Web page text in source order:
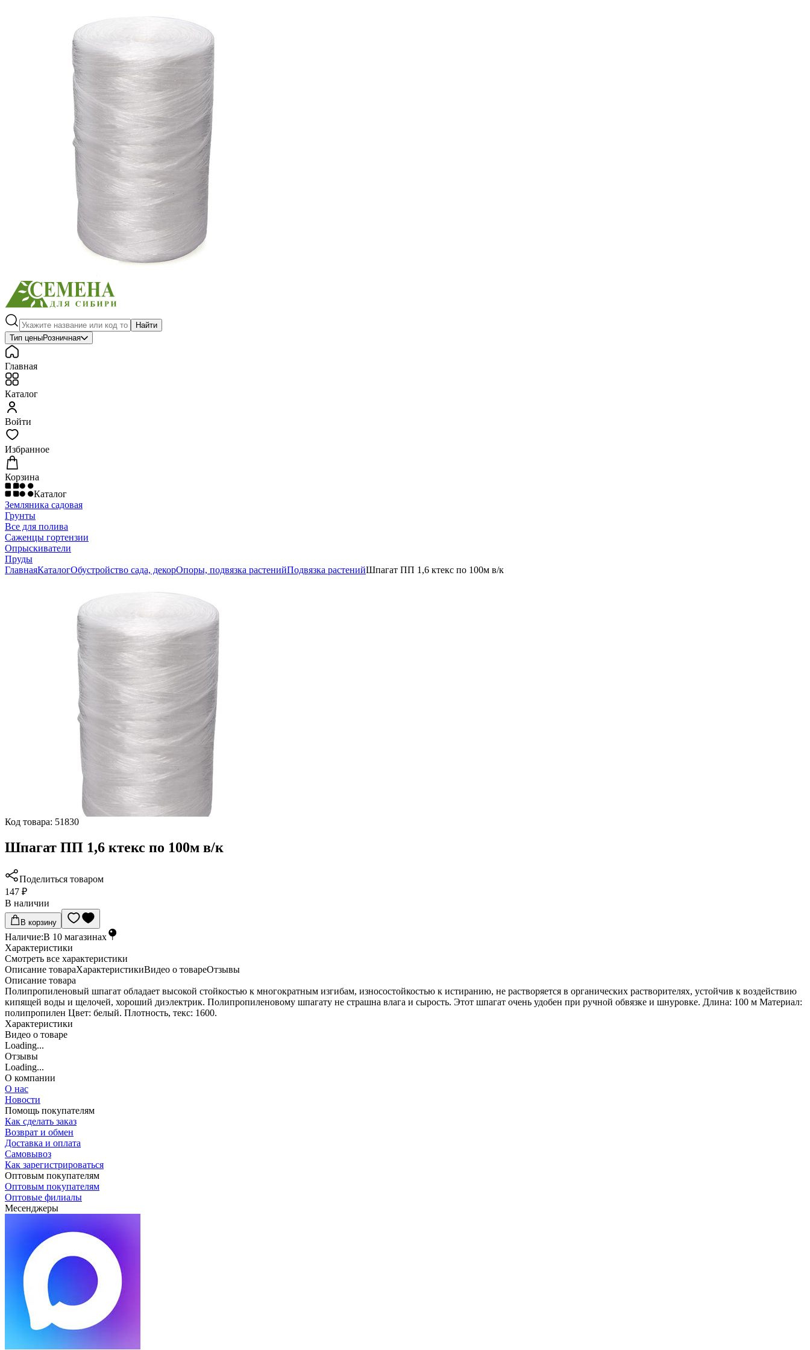
Обратный звонокЗаказать обратный звонок
Газонные травы, сидераты
Горшки, рассадники, аксессуары
Посадочный материал
Садовый инструмент, инвентарь
Консервирование
Средства защиты, удобрения, добавки, химия
Обустройство сада, декор
Найти
Тип ценыРозничная
Главная
Каталог
Войти
Избранное
Корзина
Каталог
Земляника садовая
Грунты
Все для полива
Саженцы гортензии
Опрыскиватели
Пруды
ГлавнаяКаталогОбустройство сада, декорОпоры, подвязка растенийПодвязка растенийШпагат ПП 1,6 ктекс по 100м в/к
Код товара: 51830
Шпагат ПП 1,6 ктекс по 100м в/к
Поделиться товаром
147 ₽
В наличии
В корзину
Наличие:В 10 магазинах
Характеристики
Cмотреть все характеристики
Описание товараХарактеристикиВидео о товареОтзывы
Описание товара
Полипропиленовый шпагат обладает высокой стойкостью к многократным изгибам, износостойкостью к истиранию, не растворяется в органических растворителях, устойчив к воздействию
кипящей воды и щелочей, хороший диэлектрик. Полипропиленовому шпагату не страшна влага и сырость. Этот шпагат очень удобен при ручной обвязке и шнуровке. Длина: 100 м Материал:
полипропилен Цвет: белый. Плотность, текс: 1600.
Характеристики
Видео о товаре
Loading...
Отзывы
Loading...
О компании
О нас
Новости
Помощь покупателям
Как сделать заказ
Возврат и обмен
Доставка и оплата
Самовывоз
Как зарегистрироваться
Оптовым покупателям
Оптовым покупателям
Оптовые филиалы
Месенджеры